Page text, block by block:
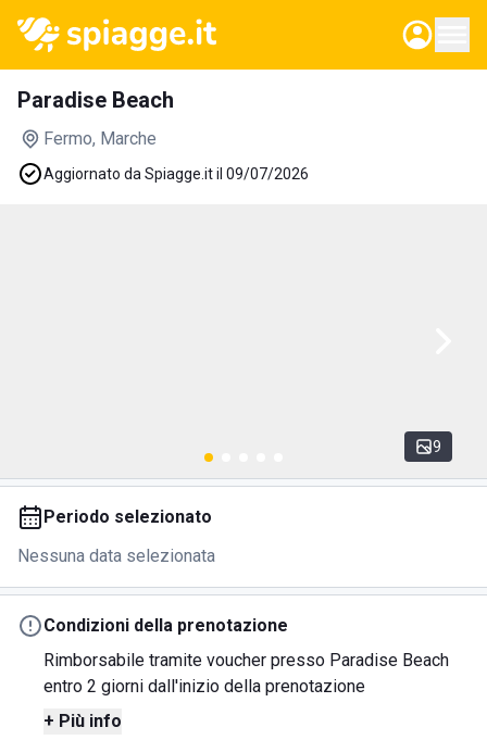
Paradise Beach
Fermo, Marche
Aggiornato da Spiagge.it il 09/07/2026
9
Periodo selezionato
Nessuna data selezionata
Condizioni della prenotazione
Rimborsabile tramite voucher presso Paradise Beach
entro 2 giorni dall'inizio della prenotazione
+ Più info